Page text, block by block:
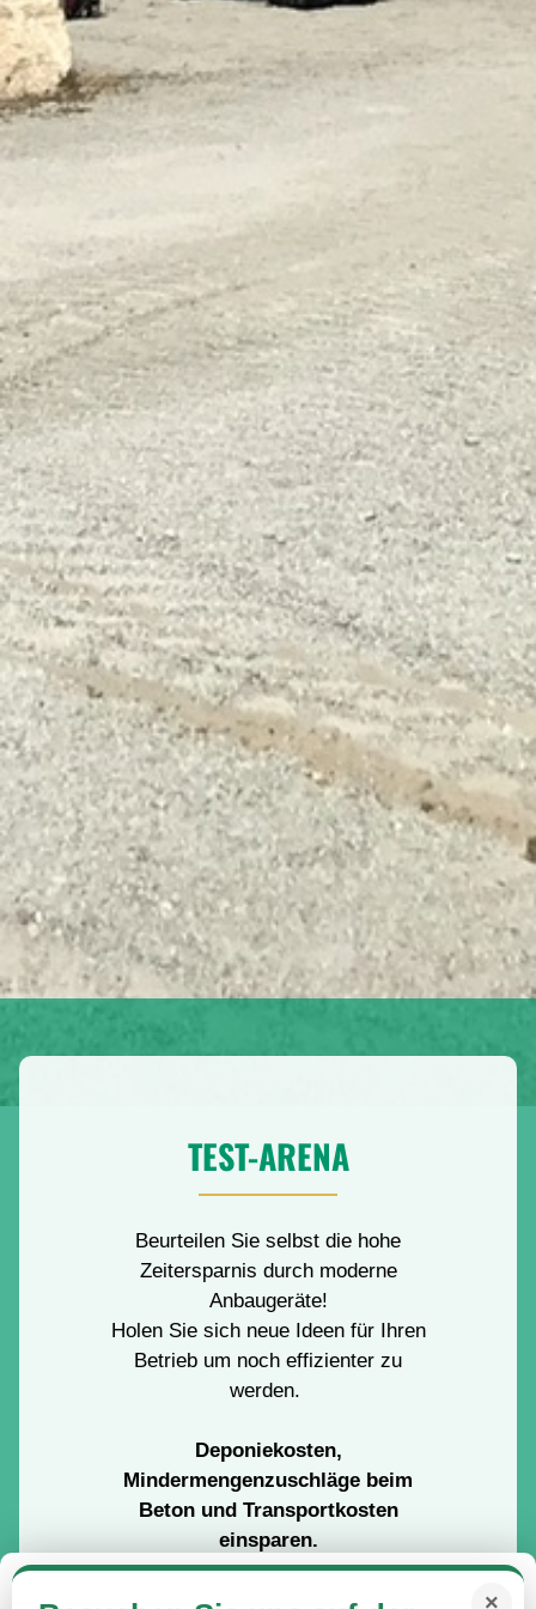
Veranstaltungen & Messen
Presse & Kundenstimmen
Unternehmen
Service
Archiv
Händler
Aktuelle Angebote
Kontakt
TEST-ARENA
Beurteilen Sie selbst die hohe
Zeitersparnis durch moderne
Anbaugeräte!
Holen Sie sich neue Ideen für Ihren
Betrieb um noch effizienter zu
werden.
Deponiekosten,
Mindermengenzuschläge beim
Beton und Transportkosten
einsparen.
In der 7000 qm großen TEST-ARENA
×